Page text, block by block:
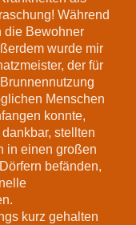
Während
die Bewohner
wurde mir
der für
Menschen
konnte,
stellten
in einen großen
befänden,
kurz gehalten